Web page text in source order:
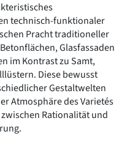
technisch-funktionaler
Pracht traditioneller
Glasfassaden
im Kontrast zu Samt,
Diese bewusst
Gestaltwelten
Atmosphäre des Varietés
Rationalität und